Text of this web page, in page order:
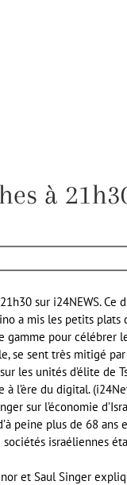
à
sur i24NEWS. Ce
a mis les petits plats
gamme pour célébrer
se sent très mitigé
les unités d’élite de
l’ère du digital.
sur l’économie
peine plus de 68 ans
israéliennes
et Saul Singer